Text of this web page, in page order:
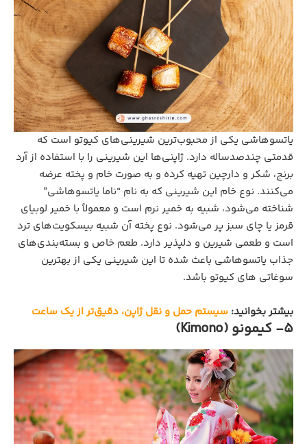
یاتسوهاشی یکی از محبوب‌ترین شیرینی‌های کیوتو است که
قدمتی چندصدساله دارد. ژاپنی‌ها این شیرینی را با استفاده از آرد
برنج، شکر و دارچین تهیه کرده و به صورت خام و پخته عرضه
می‌کنند. نوع خام این شیرینی که به نام “ناما یاتسوهاشی”
شناخته می‌شود، شبیه به خمیر نرم است و معمولاً با خمیر لوبیای
قرمز یا چای سبز پر می‌شود. نوع پخته آن شبیه بیسکویت‌های ترد
است و طعمی شیرین و دلپذیر دارد. طعم خاص و بسته‌بندی‌های
جذاب یاتسوهاشی باعث شده تا این شیرینی یکی از بهترین
سوغاتی‌ های کیوتو باشد.
بیشتر بخوانید: سیستم حمل و نقل ژاپن، دقیق‌تر از یک ساعت
5- کیمونو (Kimono)